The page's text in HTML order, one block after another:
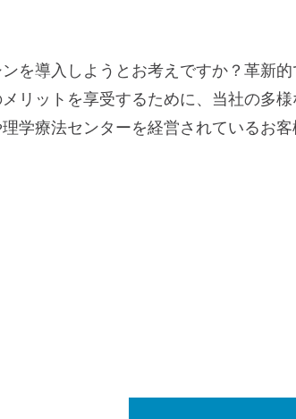
を導入しようとお考えですか？革新
リットを享受するために、当社の多様
学療法センターを経営されているお